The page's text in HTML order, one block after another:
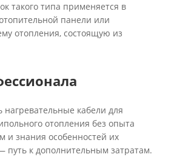
такого типа применяется в
панели или
отопления, состоящую из
нагревательные кабели для
отопления без опыта
и знания особенностей их
к дополнительным затратам.